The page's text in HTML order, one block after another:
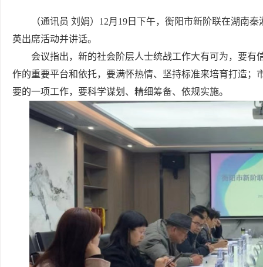
（通讯员 刘娟）12月19日下午，衡阳市新阶联在湖南
英出席活动并讲话。
会议指出，新的社会阶层人士统战工作大有可为，要
作的重要平台和依托，要满怀热情、坚持标准来培育打造
要的一项工作，要科学谋划、精细筹备、依规实施。